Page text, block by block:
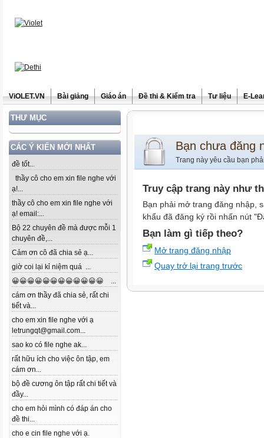
ViOLET.VN Bài giảng Giáo án Đề thi & Kiểm tra Tư liệu E-
THƯ MỤC
CÁC Ý KIẾN MỚI NHẤT
đề tốt...
thầy cô cho em xin file nghe với
ạ!...
thầy cô cho em xin file nghe với
ạ! email:...
Bộ 22 chuyên đề mà được mỗi 1
chuyên đề,...
Cảm ơn cô đã chia sẻ ạ...
giờ coi lại kỉ niệm quá ...
😀😀😀😀😀😀😀😀😀😀😀😀 ...
cám ơn thầy đã chia sẻ, rất chi
tiết và...
cho em xin file nghe với ạ
letrungqt@gmail.com...
sao ko có file nghe ak...
rất hữu ích cho việc ôn tập, em
cám ơn...
bộ đề cương ôn tập rất chi tiết và
đầy...
cho em hỏi mình có đáp án cho
đề thi...
cho e cin file nghe với ạ.
Bạn chưa đăng
Trang này yêu cầu bạn
Truy cập trang này như
Bạn phải mở trang đăng nhập,
khẩu đã đăng ký rồi nhấn nút
Bạn làm gì tiếp theo?
Mở trang đăng nhập
Quay trở lại trang trước